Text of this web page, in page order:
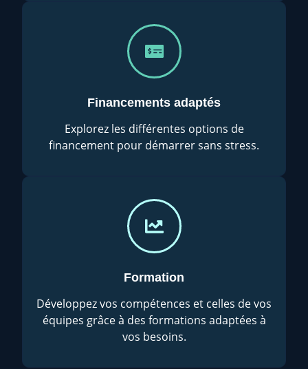
Financements adaptés
Explorez les différentes options de
financement pour démarrer sans stress.
Formation
Développez vos compétences et celles de vos
équipes grâce à des formations adaptées à
vos besoins.